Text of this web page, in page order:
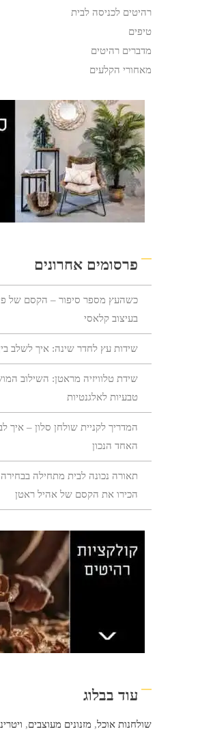
רהיטים לכניסה לבית
טיפים
מדברים רהיטים
מאחורי הקלעים
פרסומים אחרונים
כשהעץ מספר סיפור – הקסם של
בעיצוב קלאסי
שידות עץ לחדר שינה: איך לשלב בין
שידת טלוויזיה מראטן: השילוב
טבעיות לאלגנטיות
המדריך לקניית שולחן סלון – איך
האחד הנכון
תאורה נכונה לבית מתחילה
הכירו את הקסם של אהיל ראטן
עוד בבלוג
שולחנות אוכל, מזנונים מעוצבים,